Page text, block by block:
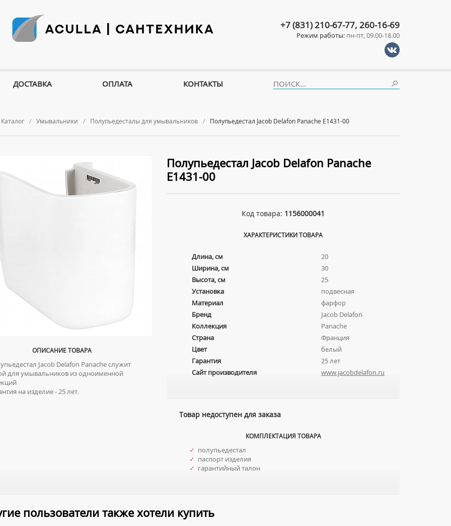
Каталог Умывальники Полупьедесталы для умывальников Полупьедестал Jacob Delafon Panache E1431-00
ОПИСАНИЕ ТОВАРА
Jacob Delafon Panache служит
для умывальников из одноименной
на изделие - 25 лет.
Полупьедестал Jacob Delafon Panache
E1431-00
Код товара: 1156000041
ХАРАКТЕРИСТИКИ ТОВАРА
Длина, см
20
Ширина, см
30
Высота, см
25
Установка
подвесная
Материал
фарфор
Бренд
Jacob Delafon
Коллекция
Panache
Страна
Франция
Цвет
белый
Гарантия
25 лет
Сайт производителя
www.jacobdelafon.ru
Товар недоступен для заказа
КОМПЛЕКТАЦИЯ ТОВАРА
✓ полупьедестал
✓ паспорт изделия
✓ гарантийный талон
пользователи также хотели купить
+7 (831) 210-67-77, 260-16-69
Режим работы: пн-пт, 09.00-18.00
ДОСТАВКА ОПЛАТА КОНТАКТЫ